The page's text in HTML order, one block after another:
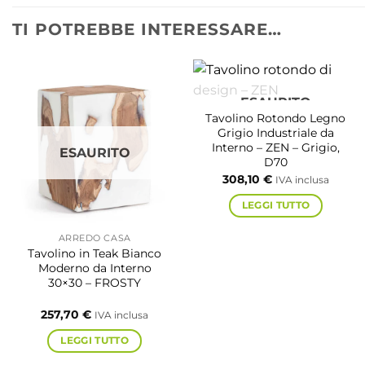
TI POTREBBE INTERESSARE…
ESAURITO
ARREDO CASA
Tavolino in Teak Bianco
Moderno da Interno
30×30 – FROSTY
257,70€ IVA inclusa
LEGGI TUTTO
ESAURITO
Tavolino Rotondo Legno
Grigio Industriale da
Interno – ZEN – Grigio,
D70
308,10 € IVA inclusa
LEGGI TUTTO